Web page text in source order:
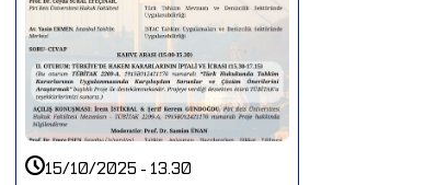
15/10/2025 - 13.30